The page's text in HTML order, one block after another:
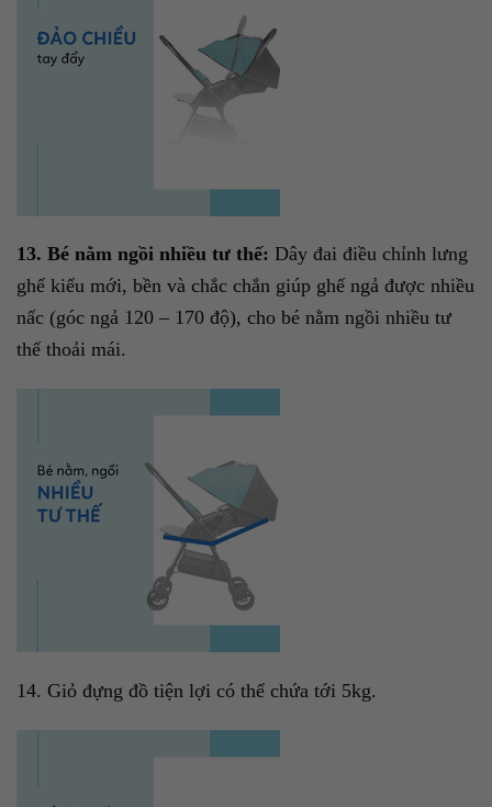
13. Bé nằm ngồi nhiều tư thế: Dây đai điều chỉnh lưng
ghế kiểu mới, bền và chắc chắn giúp ghế ngả được nhiều
nấc (góc ngả 120 – 170 độ), cho bé nằm ngồi nhiều tư
thế thoải mái.
14. Giỏ đựng đồ tiện lợi có thể chứa tới 5kg.